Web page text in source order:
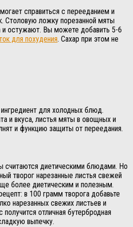
справиться с перееданием и
Столовую ложку порезанной мяты
и остужают. Вы можете добавить 5-6
для похудения. Сахар при этом не
для холодных блюд.
и вкуса, листья мяты в овощных и
и функцию защиты от переедания.
считаются диетическими блюдами. Но
творог нарезанные листья свежей
более диетическим и полезным.
в 100 грамм творога добавьте
нарезанных свежих листьев и
отличная бутербродная
выпечку.